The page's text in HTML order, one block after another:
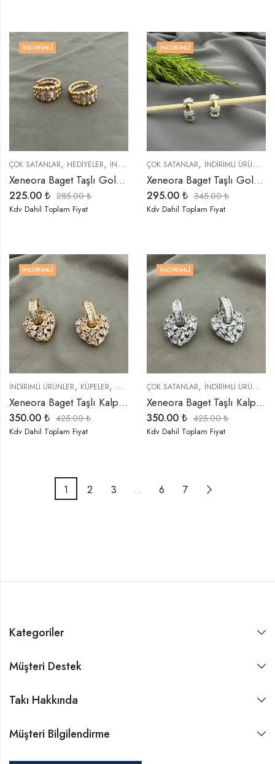
İNDIRIMLI
ÇOK SATANLAR, HEDIYELER, İNDIRIMLI ÜRÜNLER ,KÜPELER,TREND ÜRÜNLER
Xeneora Baget Taşlı Gold Küpe
225.00 ₺ 285.00₺
Kdv Dahil Toplam Fiyat
İNDIRIMLI
ÇOK SATANLAR, İNDIRIMLI ÜRÜNLER
Xeneora Baget Taşlı Gold Küpe
295.00 ₺ 345.00₺
Kdv Dahil Toplam Fiyat
İNDIRIMLI
İNDIRIMLI ÜRÜNLER, KÜPELER, ÖZEL SERİLER ,TREND ÜRÜNLER,YENI
Xeneora Baget Taşlı Kalp Gold Renk Küpe
350.00 ₺ 425.00₺
Kdv Dahil Toplam Fiyat
İNDIRIMLI
ÇOK SATANLAR, İNDIRIMLI ÜRÜNLER
Xeneora Baget Taşlı Kalp Gümüş Renk Küpe
350.00 ₺ 425.00₺
Kdv Dahil Toplam Fiyat
1 2 3 … 6 7
Kategoriler
Müşteri Destek
Takı Hakkında
Müşteri Bilgilendirme